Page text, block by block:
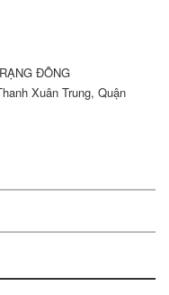
ĐÔNG
Xuân Trung, Quận